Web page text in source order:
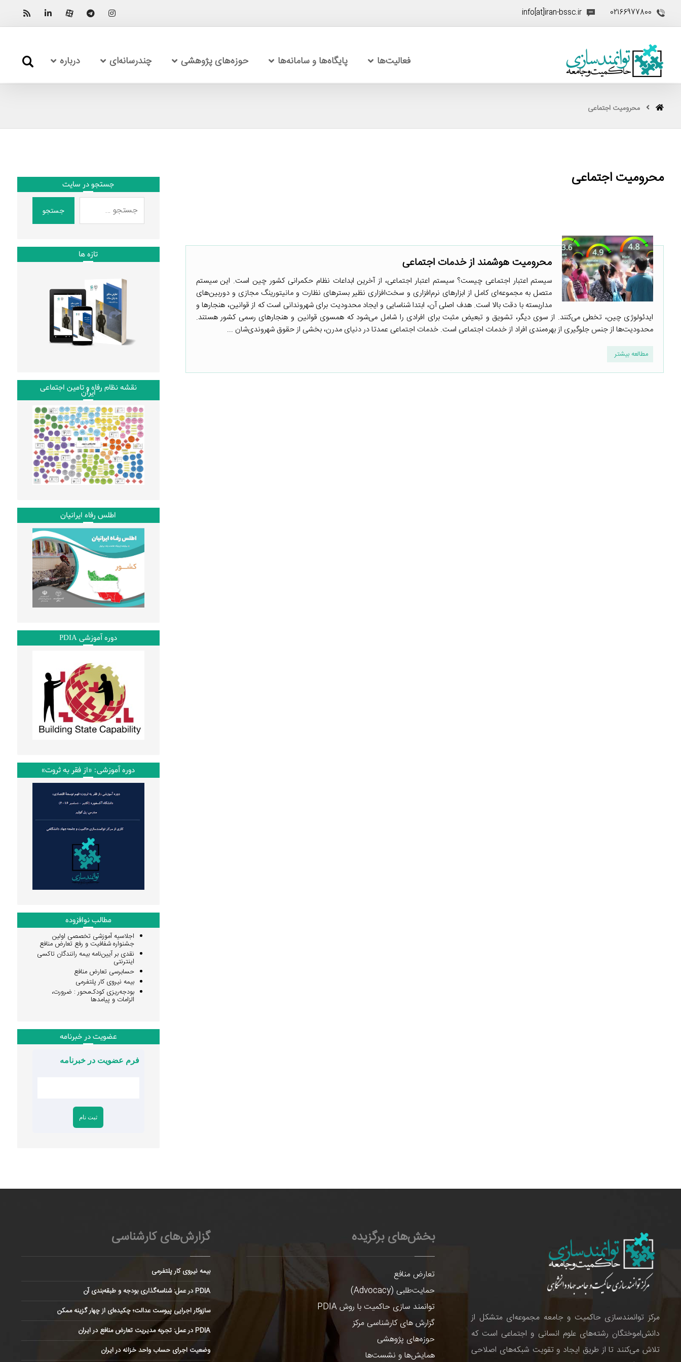
02166977800
info[at]iran-bssc.ir
فعالیت‌ها پایگاه‌ها و سامانه‌ها حوزه‌های پژوهشی چندرسانه‌ای درباره
محرومیت اجتماعی
محرومیت اجتماعی
محرومیت هوشمند از خدمات اجتماعی
سیستم اعتبار اجتماعی چیست؟ سیستم اعتبار اجتماعی، از آخرین ابداعات نظام حکمرانی کشور چین است. این سیستم
متصل به مجموعه‌‌ای کامل از ابزارهای نرم‌افزاری و سخت‌افزاری نظیر بسترهای نظارت و مانیتورینگ مجازی و دوربین‌های
مداربسته با دقت بالا است. هدف اصلی آن، ابتدا شناسایی و ایجاد محدودیت برای شهروندانی است که از قوانین، هنجارها و
ایدئولوژی چین، تخطی می‌کنند. از سوی دیگر، تشویق و تبعیض مثبت برای افرادی را شامل می‌شود که همسوی قوانین و هنجارهای رسمی کشور هستند.
محدودیت‌ها از جنس جلوگیری از بهره‌مندی افراد از خدمات اجتماعی است. خدمات اجتماعی عمدتا در دنیای مدرن، بخشی از حقوق شهروندی‌شان ...
مطالعه بیشتر
جستجو در سایت
جستجو
تازه ها
نقشه نظام رفاه و تامین اجتماعی
ایران
اطلس رفاه ایرانیان
دوره آموزشی PDIA
دوره آموزشی: «از فقر به ثروت»
مطالب نوافزوده
اجلاسیه آموزشی تخصصی اولین
جشنواره شفافیت و رفع تعارض منافع
نقدی بر آیین‌نامه بیمه رانندگان تاکسی
اینترنتی
حسابرسی تعارض منافع
بیمه نیروی کار پلتفرمی
بودجه‌ریزی کودک‌محور : ضرورت،
الزامات و پیامدها
عضویت در خبرنامه
فرم عضویت در خبرنامه
مرکز توانمندسازی حاکمیت و جامعه مجموعه‌ای متشکل از
دانش‌اموختگان رشته‌های علوم انسانی و اجتماعی است که
تلاش می‌کنند تا از طریق ایجاد و تقویت شبکه‌های اصلاحی
بخش‌های برگزیده
تعارض منافع
حمایت‌طلبی (Advocacy)
توانمند سازی حاکمیت با روش PDIA
گزارش های کارشناسی مرکز
حوزه‌های پژوهشی
همایش‌ها و نشست‌ها
گزارش‌های کارشناسی
بیمه نیروی کار پلتفرمی
PDIA در عمل: شناسه‌گذاری بودجه و طبقه‌بندی آن
سازوکار اجرایی پیوست عدالت؛ چکیده‌ای از چهار گزینه ممکن
PDIA در عمل: تجربه مدیریت تعارض منافع در ایران
وضعیت اجرای حساب واحد خزانه در ایران